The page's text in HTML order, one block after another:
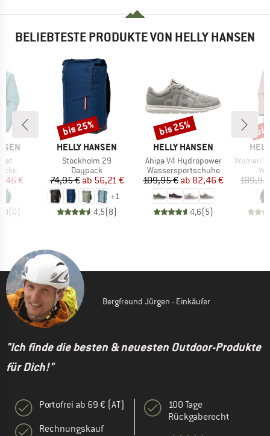
BELIEBTESTE PRODUKTE VON HELLY HANSEN
Preis
€
(0)
MARKE
HELLY HANSEN
Artikel
Stockholm 29
Produktgruppe
Daypack
Preis
74,95 € reduzierter Preis
ab 56,21 €
+1
4,5(8)
Rabatt
bis 25%
MARKE
HELLY HANSEN
Artikel
Ahiga V4 Hydropower
Produktgruppe
Wassersportschuhe
Preis
109,95 € reduzierter Preis
ab 82,46 €
4,6(5)
Rabatt
bis 25%
Artikel
Women's Long
189,95
Bergfreund Jürgen - Einkäufer
"Ich finde die besten & neuesten Outdoor-Produkte
für Dich!"
Portofrei ab 69 € (AT)
Rechnungskauf
100 Tage
Rückgaberecht